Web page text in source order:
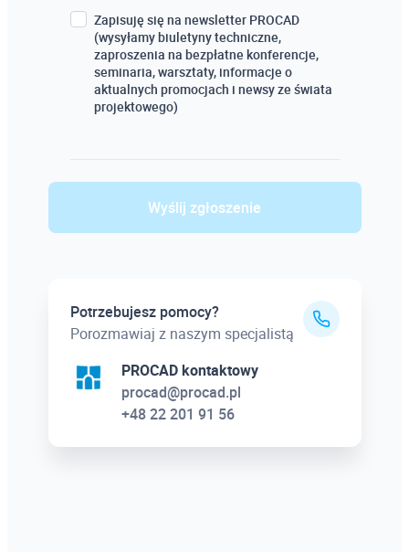
Zapisuję się na newsletter PROCAD
(wysyłamy biuletyny techniczne,
zaproszenia na bezpłatne konferencje,
seminaria, warsztaty, informacje o
aktualnych promocjach i newsy ze świata
projektowego)
Wyślij zgłoszenie
Potrzebujesz pomocy?
Porozmawiaj z naszym specjalistą
PROCAD kontaktowy
procad@procad.pl
+48 22 201 91 56